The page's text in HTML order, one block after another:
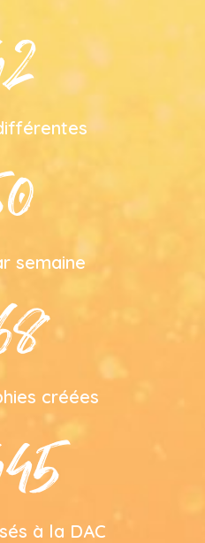
semaine
créées
à la DAC